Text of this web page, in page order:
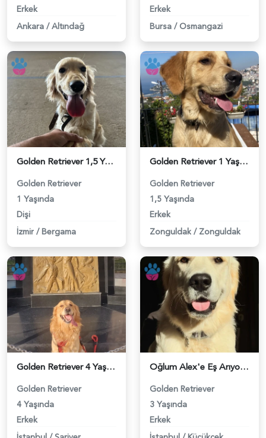
Erkek
Ankara / Altındağ
Erkek
Bursa / Osmangazi
Golden Retriever 1,5 Yaşında Eş Arıyor - 118983620
Golden Retriever
1 Yaşında
Dişi
İzmir / Bergama
Golden Retriever 1 Yaşında kızgınlıkta - 118983293
Golden Retriever
1,5 Yaşında
Erkek
Zonguldak / Zonguldak
Golden Retriever 4 Yaşında Eş Arıyor - 118982504
Golden Retriever
4 Yaşında
Erkek
Oğlum Alex'e Eş Arıyorum - 118981931
Golden Retriever
3 Yaşında
Erkek